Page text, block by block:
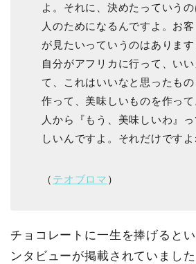
よ。それに、決めたっていう
人のためになるんですよ。お
が見たいっていうのはあります
自分がアフリカに行って、い
て、これはいいなと思ったも
作って、美味しいものを作っ
人から『もう、美味しいわ』
しいんですよ。それだけですよ
（ テオブロマ ）
チョコレートに一生を捧げると
ンタビューが掲載されていました